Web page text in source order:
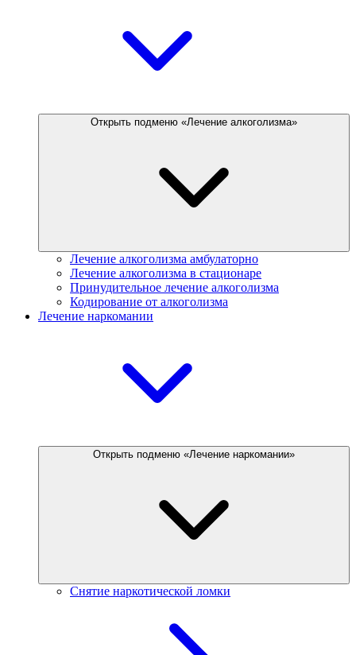
Открыть подменю «Лечение алкоголизма»
Лечение алкоголизма амбулаторно
Лечение алкоголизма в стационаре
Принудительное лечение алкоголизма
Кодирование от алкоголизма
Лечение наркомании
Открыть подменю «Лечение наркомании»
Снятие наркотической ломки